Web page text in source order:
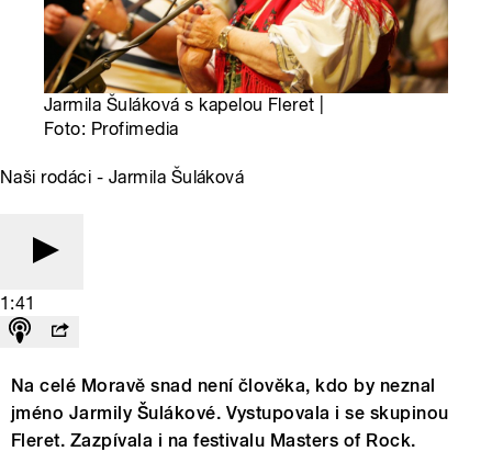
Jarmila Šuláková s kapelou Fleret |
Foto: Profimedia
Naši rodáci - Jarmila Šuláková
1:41
Na celé Moravě snad není člověka, kdo by neznal
jméno Jarmily Šulákové. Vystupovala i se skupinou
Fleret. Zazpívala i na festivalu Masters of Rock.